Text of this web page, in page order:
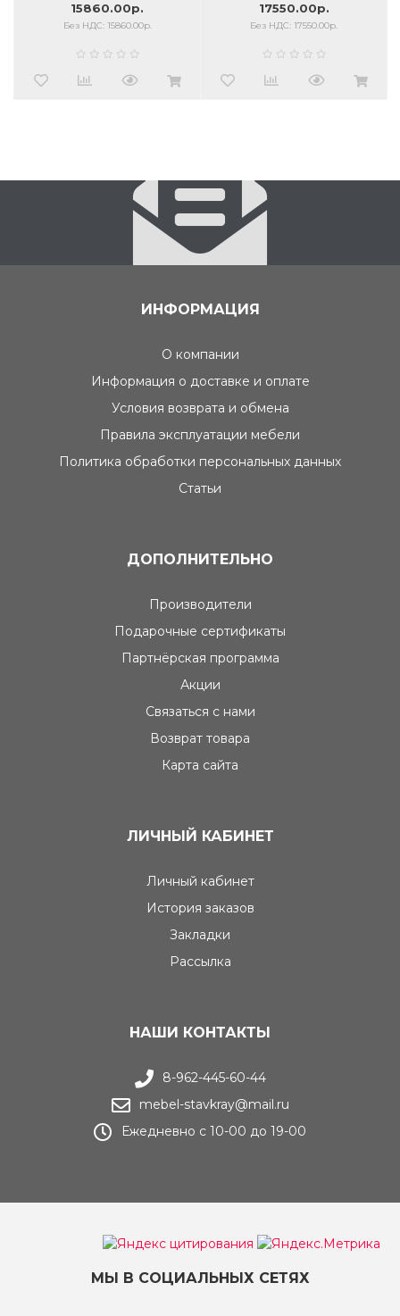
15860.00р.
Без НДС: 15860.00р.
17550.00р.
Без НДС: 17550.00р.
ИНФОРМАЦИЯ
О компании
Информация о доставке и оплате
Условия возврата и обмена
Правила эксплуатации мебели
Политика обработки персональных данных
Статьи
ДОПОЛНИТЕЛЬНО
Производители
Подарочные сертификаты
Партнёрская программа
Акции
Связаться с нами
Возврат товара
Карта сайта
ЛИЧНЫЙ КАБИНЕТ
Личный кабинет
История заказов
Закладки
Рассылка
НАШИ КОНТАКТЫ
8-962-445-60-44
mebel-stavkray@mail.ru
Ежедневно с 10-00 до 19-00
МЫ В СОЦИАЛЬНЫХ СЕТЯХ